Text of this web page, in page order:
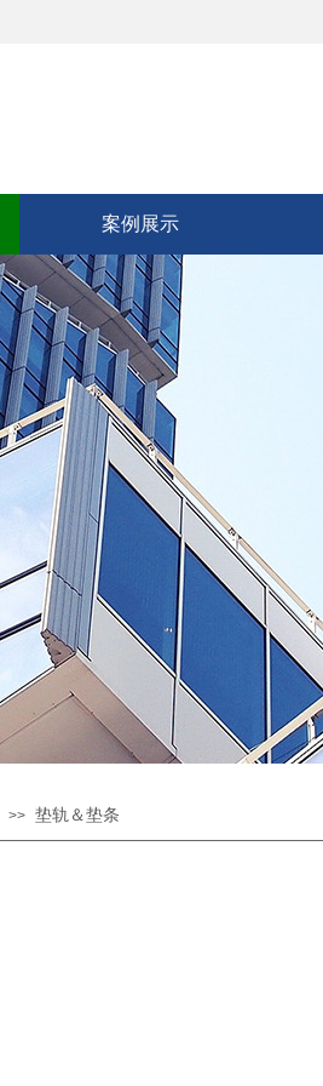
案例展示
>> 垫轨＆垫条